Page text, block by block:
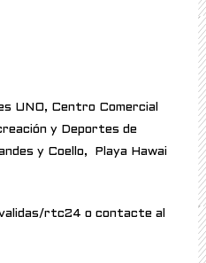
UNO, Centro Comercial
y Deportes de
y Coello, Playa Hawai
rtc24 o contacte al